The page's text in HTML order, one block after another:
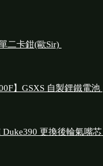
二卡鉗(歐Sir)
】GSXS 自製鋰鐵電池
Duke390 更換後輪氣嘴芯